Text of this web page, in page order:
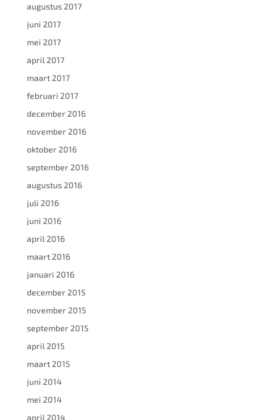
augustus 2017
juni 2017
mei 2017
april 2017
maart 2017
februari 2017
december 2016
november 2016
oktober 2016
september 2016
augustus 2016
juli 2016
juni 2016
april 2016
maart 2016
januari 2016
december 2015
november 2015
september 2015
april 2015
maart 2015
juni 2014
mei 2014
april 2014